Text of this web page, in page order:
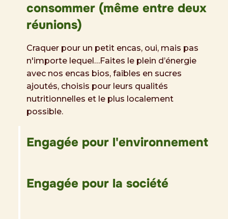
consommer (même entre deux
réunions)
Craquer pour un petit encas, oui, mais pas
n'importe lequel…Faites le plein d’énergie
avec nos encas bios, faibles en sucres
ajoutés, choisis pour leurs qualités
nutritionnelles et le plus localement
possible.
Engagée pour l'environnement
Engagée pour la société